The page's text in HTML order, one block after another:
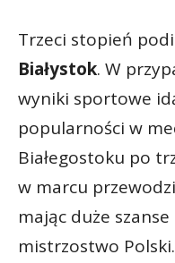
Trzeci stopień
Białystok. W
wyniki sportowe
popularności w
Białegostoku po
w marcu
mając duże
mistrzostwo